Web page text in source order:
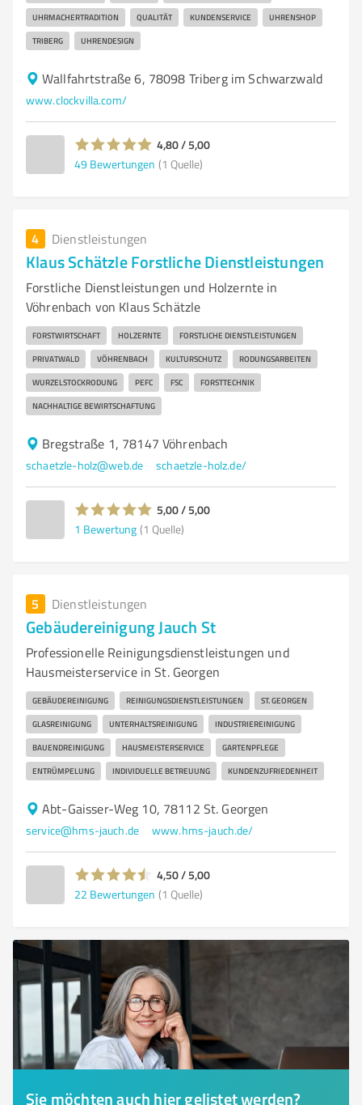
UHRMACHERTRADITION QUALITÄT KUNDENSERVICE UHRENSHOP
TRIBERG UHRENDESIGN
Wallfahrtstraße 6, 78098 Triberg im Schwarzwald
www.clockvilla.com/
4,80 / 5,00
49 Bewertungen (1 Quelle)
4 Dienstleistungen
Klaus Schätzle Forstliche Dienstleistungen
Forstliche Dienstleistungen und Holzernte in
Vöhrenbach von Klaus Schätzle
FORSTWIRTSCHAFT HOLZERNTE FORSTLICHE DIENSTLEISTUNGEN
PRIVATWALD VÖHRENBACH KULTURSCHUTZ RODUNGSARBEITEN
WURZELSTOCKRODUNG PEFC FSC FORSTTECHNIK
NACHHALTIGE BEWIRTSCHAFTUNG
Bregstraße 1, 78147 Vöhrenbach
schaetzle-holz@web.de schaetzle-holz.de/
5,00 / 5,00
1 Bewertung (1 Quelle)
5 Dienstleistungen
Gebäudereinigung Jauch St
Professionelle Reinigungsdienstleistungen und
Hausmeisterservice in St. Georgen
GEBÄUDEREINIGUNG REINIGUNGSDIENSTLEISTUNGEN ST. GEORGEN
GLASREINIGUNG UNTERHALTSREINIGUNG INDUSTRIEREINIGUNG
BAUENDREINIGUNG HAUSMEISTERSERVICE GARTENPFLEGE
ENTRÜMPELUNG INDIVIDUELLE BETREUUNG KUNDENZUFRIEDENHEIT
Abt-Gaisser-Weg 10, 78112 St. Georgen
service@hms-jauch.de www.hms-jauch.de/
4,50 / 5,00
22 Bewertungen (1 Quelle)
Sie möchten auch hier gelistet werden?